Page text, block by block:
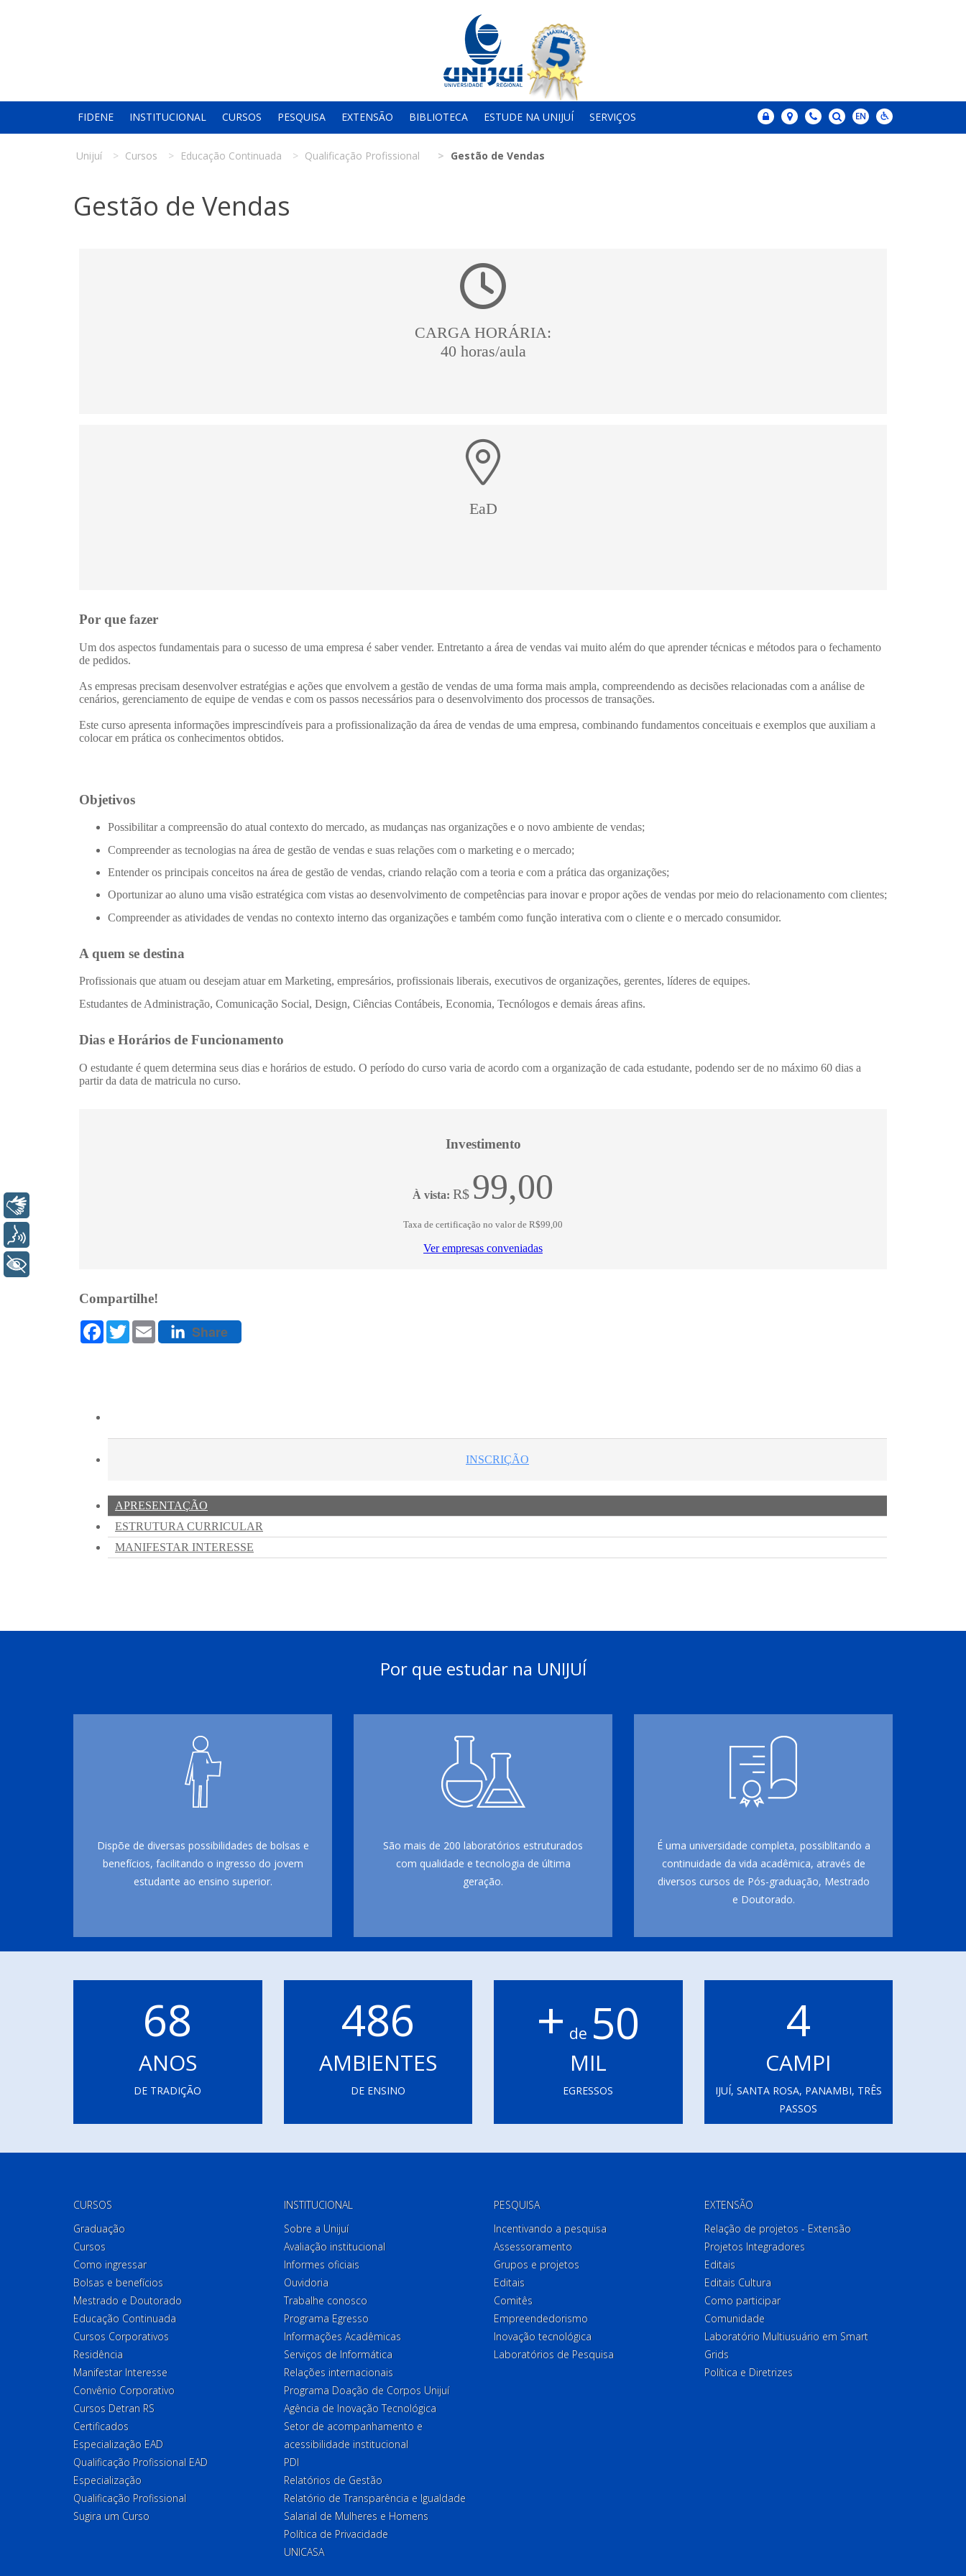
FIDENE INSTITUCIONAL CURSOS PESQUISA EXTENSÃO BIBLIOTECA ESTUDE NA UNIJUÍ SERVIÇOS
Unijuí Cursos Educação Continuada Qualificação Profissional Gestão de Vendas
Gestão de Vendas
Por que estudar na UNIJUÍ
Dispõe de diversas possibilidades de bolsas e
benefícios, facilitando o ingresso do jovem
estudante ao ensino superior.
São mais de 200 laboratórios estruturados
com qualidade e tecnologia de última
geração.
É uma universidade completa, possiblitando a
continuidade da vida acadêmica, através de
diversos cursos de Pós-graduação, Mestrado
e Doutorado.
68
ANOS
DE TRADIÇÃO
486
AMBIENTES
DE ENSINO
+ de 50
MIL
EGRESSOS
4
CAMPI
IJUÍ, SANTA ROSA, PANAMBI, TRÊS
PASSOS
CURSOS
Graduação
Cursos
Como ingressar
Bolsas e benefícios
Mestrado e Doutorado
Educação Continuada
Cursos Corporativos
Residência
Manifestar Interesse
Convênio Corporativo
Cursos Detran RS
Certificados
Especialização EAD
Qualificação Profissional EAD
Especialização
Qualificação Profissional
Sugira um Curso
INSTITUCIONAL
Sobre a Unijuí
Avaliação institucional
Informes oficiais
Ouvidoria
Trabalhe conosco
Programa Egresso
Informações Acadêmicas
Serviços de Informática
Relações internacionais
Programa Doação de Corpos Unijuí
Agência de Inovação Tecnológica
Setor de acompanhamento e
acessibilidade institucional
PDI
Relatórios de Gestão
Relatório de Transparência e Igualdade
Salarial de Mulheres e Homens
Política de Privacidade
UNICASA
PESQUISA
Incentivando a pesquisa
Assessoramento
Grupos e projetos
Editais
Comitês
Empreendedorismo
Inovação tecnológica
Laboratórios de Pesquisa
EXTENSÃO
Relação de projetos - Extensão
Projetos Integradores
Editais
Editais Cultura
Como participar
Comunidade
Laboratório Multiusuário em Smart
Grids
Política e Diretrizes